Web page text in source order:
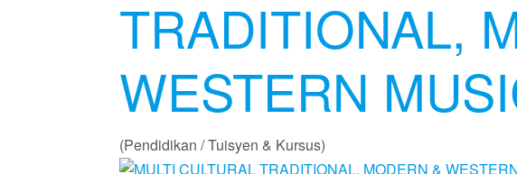
TRADITIONAL,
WESTERN
(Pendidikan / Tuisyen & Kursus)